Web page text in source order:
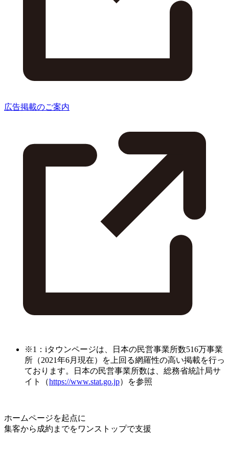
広告掲載のご案内
※1：iタウンページは、日本の民営事業所数516万事業
所（2021年6月現在）を上回る網羅性の高い掲載を行っ
ております。日本の民営事業所数は、総務省統計局サ
イト（https://www.stat.go.jp）を参照
ホームページを起点に
集客から成約までをワンストップで支援